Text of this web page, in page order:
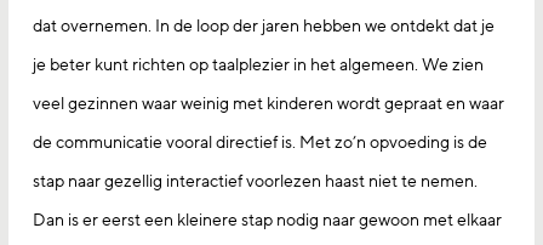
dat overnemen. In de loop der jaren hebben we ontdekt dat je
je beter kunt richten op taalplezier in het algemeen. We zien
veel gezinnen waar weinig met kinderen wordt gepraat en waar
de communicatie vooral directief is. Met zo’n opvoeding is de
stap naar gezellig interactief voorlezen haast niet te nemen.
Dan is er eerst een kleinere stap nodig naar gewoon met elkaar